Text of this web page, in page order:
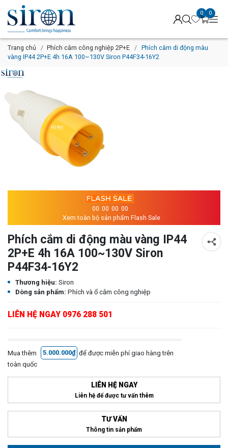
0 0
Trang chủ Phích cắm công nghiệp 2P+E
Phích cắm di động màu
vàng IP44 2P+E 4h 16A 100~130V Siron P44F34-16Y2
00 00 00 00
Xem toàn bộ sản phẩm Flash Sale
Phích cắm di động màu vàng IP44
2P+E 4h 16A 100~130V Siron
P44F34-16Y2
Thương hiệu: Siron
Dòng sản phẩm: Phích và ổ cắm công nghiệp
LIÊN HỆ NGAY 0976 288 501
Mua thêm 5.000.000₫ để được miễn phí giao hàng trên
toàn quốc
LIÊN HỆ NGAY
Liên hệ để được tư vấn thêm
TƯ VẤN
Thông tin sản phẩm